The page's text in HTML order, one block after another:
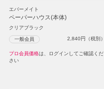
エバーメイト
ペーパーハウス(本体)
クリアブラック
一般会員 2,840円（税別）
プロ会員価格は、ログインしてご確認くだ
さい